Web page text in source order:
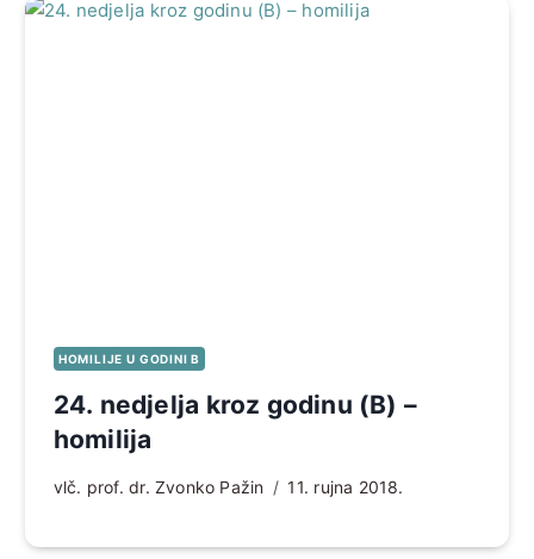
HOMILIJE U GODINI B
24. nedjelja kroz godinu (B) –
homilija
vlč. prof. dr. Zvonko Pažin 11. rujna 2018.